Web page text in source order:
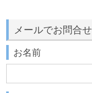
メールでお問合せ
お名前